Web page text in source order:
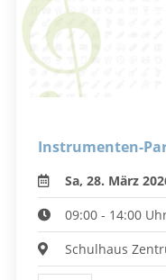
Instrumenten-
Sa, 28. März
09:00 - 14:00
Schulhaus